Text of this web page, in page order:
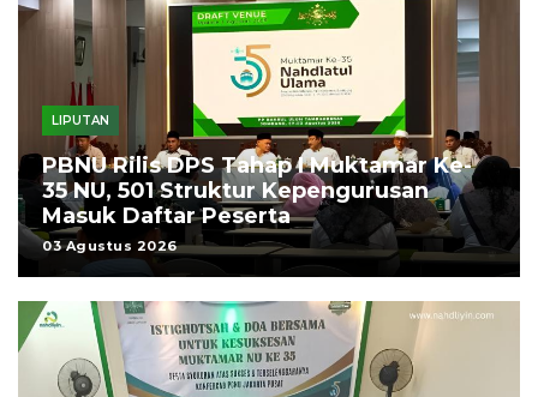
LIPUTAN
PBNU Rilis DPS Tahap I Muktamar Ke-
35 NU, 501 Struktur Kepengurusan
Masuk Daftar Peserta
03 Agustus 2026